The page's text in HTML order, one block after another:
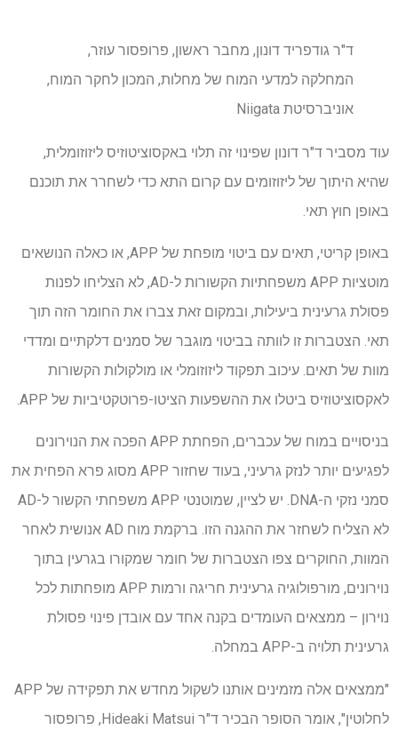
ד"ר גודפריד דונון, מחבר ראשון, פרופסור עוזר,
המחלקה למדעי המוח של מחלות, המכון לחקר המוח,
אוניברסיטת Niigata
עוד מסביר ד"ר דונון שפינוי זה תלוי באקסוציטוזיס ליזוזומלית,
שהיא היתוך של ליזוזומים עם קרום התא כדי לשחרר את תוכנם
באופן חוץ תאי.
באופן קריטי, תאים עם ביטוי מופחת של APP, או כאלה הנושאים
מוטציות APP משפחתיות הקשורות ל-AD, לא הצליחו לפנות
פסולת גרעינית ביעילות, ובמקום זאת צברו את החומר הזה תוך
תאי. הצטברות זו לוותה בביטוי מוגבר של סמנים דלקתיים ומדדי
מוות של תאים. עיכוב תפקוד ליזוזומלי או מולקולות הקשורות
לאקסוציטוזיס ביטלו את ההשפעות הציטו-פרוטקטיביות של APP.
בניסויים במוח של עכברים, הפחתת APP הפכה את הנוירונים
לפגיעים יותר לנזק גרעיני, בעוד שחזור APP מסוג פרא הפחית את
סמני נזקי ה-DNA. יש לציין, שמוטנטי APP משפחתי הקשור ל-AD
לא הצליח לשחזר את ההגנה הזו. ברקמת מוח AD אנושית לאחר
המוות, החוקרים צפו הצטברות של חומר שמקורו בגרעין בתוך
נוירונים, מורפולוגיה גרעינית חריגה ורמות APP מופחתות לכל
נוירון – ממצאים העומדים בקנה אחד עם אובדן פינוי פסולת
גרעינית תלויה ב-APP במחלה.
"ממצאים אלה מזמינים אותנו לשקול מחדש את תפקידה של APP
לחלוטין", אומר הסופר הבכיר ד"ר Hideaki Matsui, פרופסור